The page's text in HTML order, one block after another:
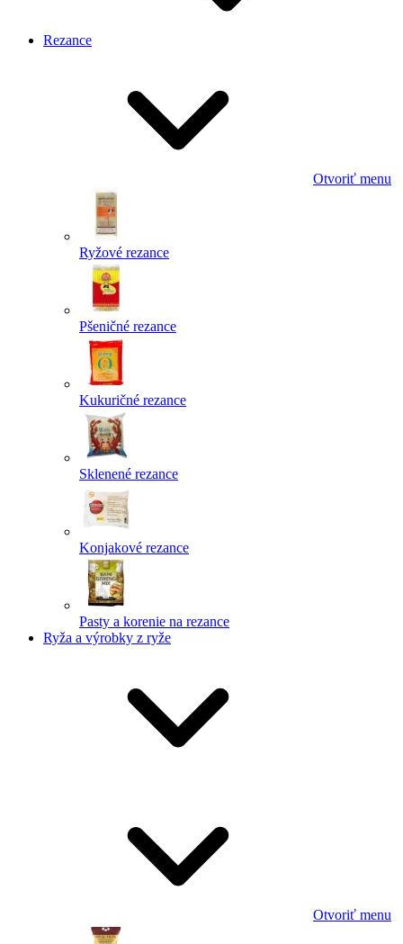
Rezance
Otvoriť menu
Ryžové rezance
Pšeničné rezance
Kukuričné rezance
Sklenené rezance
Konjakové rezance
Pasty a korenie na rezance
Ryža a výrobky z ryže
Otvoriť menu